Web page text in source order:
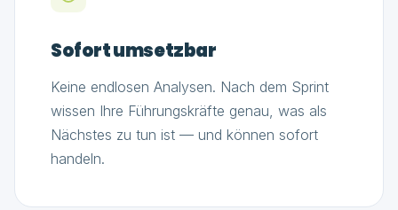
Sofort umsetzbar
Keine endlosen Analysen. Nach dem Sprint
wissen Ihre Führungskräfte genau, was als
Nächstes zu tun ist — und können sofort
handeln.